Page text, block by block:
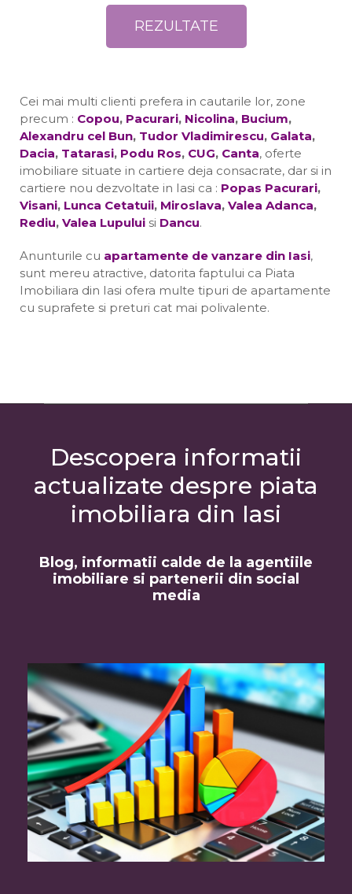
Cei mai multi clienti prefera in cautarile lor, zone
precum : Copou, Pacurari, Nicolina, Bucium,
Alexandru cel Bun, Tudor Vladimirescu, Galata,
Dacia, Tatarasi, Podu Ros, CUG, Canta, oferte
imobiliare situate in cartiere deja consacrate, dar si in
cartiere nou dezvoltate in Iasi ca : Popas Pacurari,
Visani, Lunca Cetatuii, Miroslava, Valea Adanca,
Rediu, Valea Lupului si Dancu.
Anunturile cu apartamente de vanzare din Iasi,
sunt mereu atractive, datorita faptului ca Piata
Imobiliara din Iasi ofera multe tipuri de apartamente
cu suprafete si preturi cat mai polivalente.
Descopera informatii
actualizate despre piata
imobiliara din Iasi
Blog, informatii calde de la agentiile
imobiliare si partenerii din social
media